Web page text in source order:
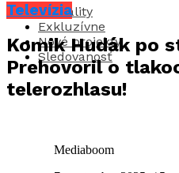
Aktuality
Exkluzívne
Nové projekty
Sledovanosť
Televízia
Komik Hudák po
Prehovoril o
telerozhlasu!
Mediaboom